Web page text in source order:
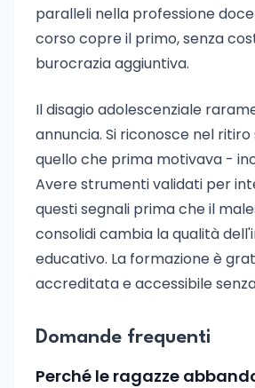
paralleli nella professione
corso copre il primo, senza
burocrazia aggiuntiva.
Il disagio adolescenziale
annuncia. Si riconosce nel ritiro
quello che prima motivava -
Avere strumenti validati per
questi segnali prima che il
consolidi cambia la qualità
educativo. La formazione è
accreditata e accessibile
Domande frequenti
Perché le ragazze